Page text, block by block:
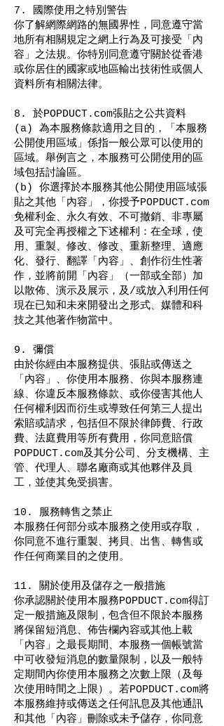
7. 國際使用之特別警告
你了解網際網路的無國界性，同意遵守當
地所有相關規定之網上行為及可接受「內
容」之法規。你特別同意遵守關於從香港
或你居住的國家或地區輸出技術性或個人
資料所有相關法律。
8. 於POPDUCT.com張貼之公共資料
(a) 為本服務條款適用之目的，「本服務
公開使用區域」係指一般公眾可以使用的
區域。舉例言之，本服務可公開使用的區
域包括討論區。
(b) 你選擇於本服務其他公開使用區域張
貼之其他「內容」，你授予POPDUCT.com
免權利金、永久有效、不可撤銷、非專屬
及可完全再授權之下述權利：在全球，使
用、重製、修改、修改、重新整理、適應
化、發行、翻譯「內容」、創作衍生性著
作，並將前開「內容」（一部或全部）加
以散佈、演示及展示，及/或放入利用任何
現在已知和未來開發出之形式、媒體和科
技之其他著作物當中。
9. 彌償
由於你經由本服務提供、張貼或傳送之
「內容」、你使用本服務、你與本服務連
線、你違反本服務條款、或你侵害其他人
任何權利因而衍生或導致任何第三人提出
索賠或請求，包括但不限於律師費、行政
費、法庭費用等所有費用，你同意賠償
POPDUCT.com及其分公司、分支機構、主
管、代理人、聯名廠商或其他夥伴及員
工，並使其免受損害。
10. 服務轉售之禁止
本服務任何部分或本服務之使用或存取，
你同意不進行重製、拷貝、出售、轉售或
作任何商業目的之使用。
11. 關於使用及儲存之一般措施
你承認關於使用本服務POPDUCT.com得訂
定一般措施及限制，包含但不限於本服務
將保留短消息、佈告欄內容或其他上載
「內容」之最長期間、本服務一個帳號當
中可收發短消息的數量限制，以及一般特
定期間內你使用本服務之次數上限（及每
次使用時間之上限）。若POPDUCT.com將
本服務維持或傳送之任何訊息及其他通訊
和其他「內容」刪除或未予儲存，你同意